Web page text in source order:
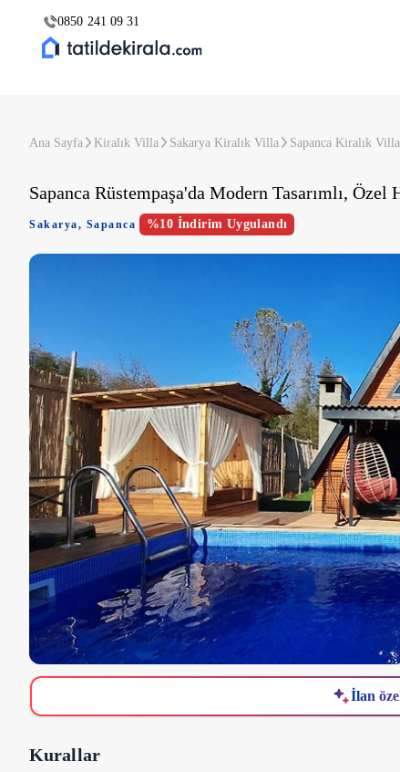
0850 241 09 31
Ana Sayfa Kiralık Villa Sakarya Kiralık Villa Sapanca Kiralık Villa
Sapanca Rüstempaşa'da Modern Tasarımlı,
Sakarya, Sapanca %10 İndirim Uygulandı
İlan
Kurallar